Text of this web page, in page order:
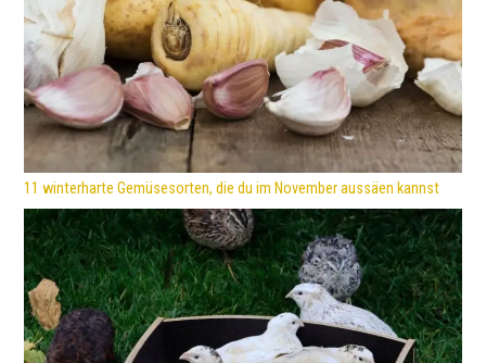
11 winterharte Gemüsesorten, die du im November aussäen kannst